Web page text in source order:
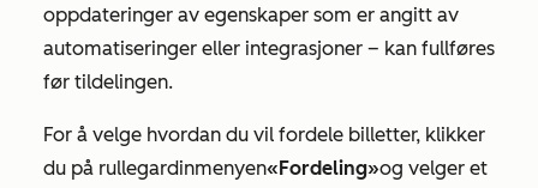
oppdateringer av egenskaper som er angitt av
automatiseringer eller integrasjoner – kan fullføres
før tildelingen.
For å velge hvordan du vil fordele billetter, klikker
du på rullegardinmenyen«Fordeling»og velger et